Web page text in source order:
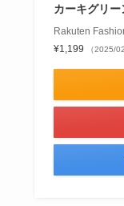
カーキグリー
Rakuten
¥1,199
（2025/